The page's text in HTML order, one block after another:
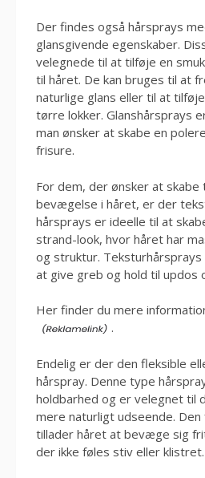
Der findes også hårsprays
glansgivende egenskaber.
velegnede til at tilføje en
til håret. De kan bruges til at
naturlige glans eller til at
tørre lokker. Glanshårsprays
man ønsker at skabe en
frisure.
For dem, der ønsker at
bevægelse i håret, er der
hårsprays er ideelle til at
strand-look, hvor håret har
og struktur. Teksturhårsprays
at give greb og hold til updos
Her finder du mere
.
Endelig er der den fleksible
hårspray. Denne type
holdbarhed og er velegnet til
mere naturligt udseende.
tillader håret at bevæge sig
der ikke føles stiv eller klistret.